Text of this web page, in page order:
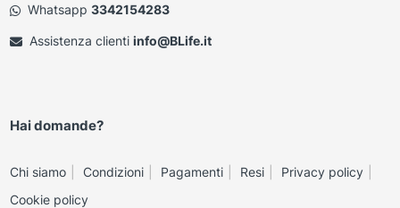
Whatsapp 3342154283
Assistenza clienti info@BLife.it
Hai domande?
Chi siamo Condizioni Pagamenti Resi
Privacy policy
Cookie policy